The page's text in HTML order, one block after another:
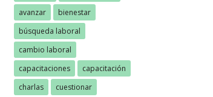
avanzar
bienestar
búsqueda laboral
cambio laboral
capacitaciones
capacitación
charlas
cuestionar